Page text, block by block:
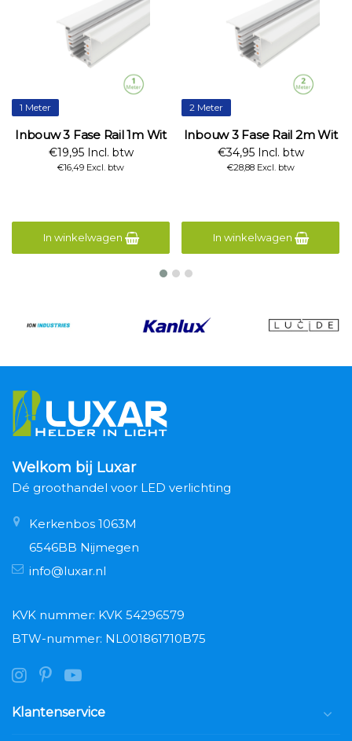
1 Meter
Inbouw 3 Fase Rail 1m Wit
€19,95 Incl. btw
€16,49 Excl. btw
In winkelwagen
2 Meter
Inbouw 3 Fase Rail 2m Wit
€34,95 Incl. btw
€28,88 Excl. btw
In winkelwagen
Welkom bij Luxar
Dé groothandel voor LED verlichting
Kerkenbos 1063M
6546BB Nijmegen
info@luxar.nl
KVK nummer: KVK 54296579
BTW-nummer: NL001861710B75
Klantenservice